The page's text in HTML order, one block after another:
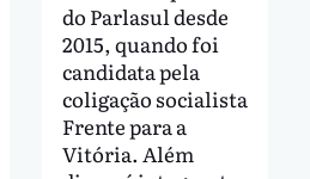
do Parlasul desde
2015, quando foi
candidata pela
coligação socialista
Frente para a
Vitória. Além